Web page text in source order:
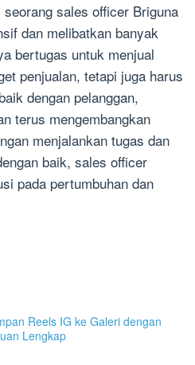
sales officer Briguna
dan melibatkan banyak
bertugas untuk menjual
penjualan, tetapi juga harus
dengan pelanggan,
terus mengembangkan
menjalankan tugas dan
baik, sales officer
pada pertumbuhan dan
Reels IG ke Galeri dengan
Lengkap